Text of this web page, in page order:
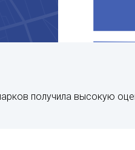
получила высокую